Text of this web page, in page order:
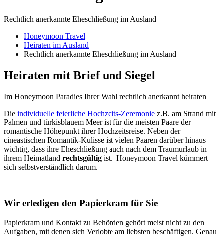
Rechtlich anerkannte Eheschließung im Ausland
Honeymoon Travel
Heiraten im Ausland
Rechtlich anerkannte Eheschließung im Ausland
Heiraten mit Brief und Siegel
Im Honeymoon Paradies Ihrer Wahl rechtlich anerkannt heiraten
Die individuelle feierliche Hochzeits-Zeremonie z.B. am Strand mit
Palmen und türkisblauem Meer ist für die meisten Paare der
romantische Höhepunkt ihrer Hochzeitsreise. Neben der
cineastischen Romantik-Kulisse ist vielen Paaren darüber hinaus
wichtig, dass ihre Eheschließung auch nach dem Traumurlaub in
ihrem Heimatland rechtsgültig ist. Honeymoon Travel kümmert
sich selbstverständlich darum.
Wir erledigen den Papierkram für Sie
Papierkram und Kontakt zu Behörden gehört meist nicht zu den
Aufgaben, mit denen sich Verlobte am liebsten beschäftigen. Genau